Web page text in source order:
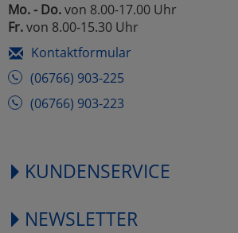
Mo. - Do.von 8.00-17.00 Uhr
Fr.von 8.00-15.30 Uhr
Kontaktformular
(06766) 903-225
(06766) 903-223
KUNDENSERVICE
NEWSLETTER